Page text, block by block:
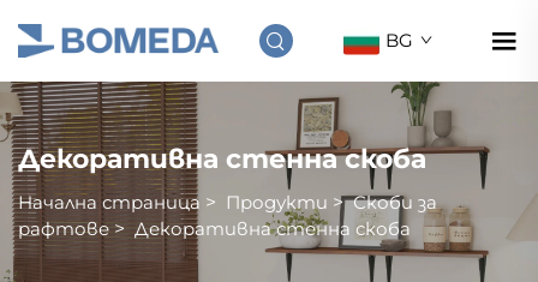
BG
Декоративна стенна скоба
Начална страница > Продукти >Скоби за
рафтове> Декоративна стенна скоба